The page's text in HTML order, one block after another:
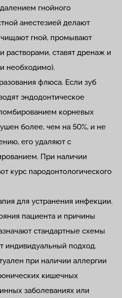
гнойного
анестезией делают
гной, промывают
растворами, ставят дренаж и
необходимо).
флюса. Если зуб
эндодонтическое
корневых
более, чем на 50%, и не
его удаляют с
При наличии
курс пародонтологического
для устранения инфекции.
пациента и причины
стандартные схемы
индивидуальный подход.
при наличии аллергии
кишечных
заболеваниях или